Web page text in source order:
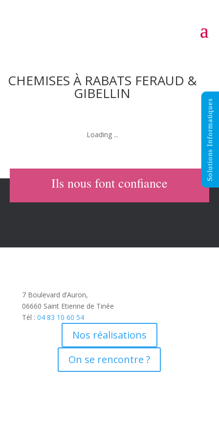
CHEMISES À RABATS FERAUD &
GIBELLIN
Ils nous font confiance
7 Boulevard d’Auron,
06660 Saint Etienne de Tinée
Tél : 04 83 10 60 54
Nos réalisations
On se rencontre ?
Solutions Informatiques